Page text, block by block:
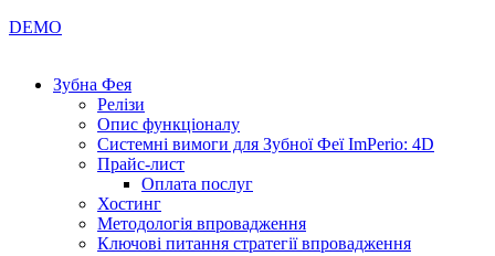
DEMO
Зубна Фея
Релізи
Опис функціоналу
Системні вимоги для Зубної Феї ImPerio: 4D
Прайс-лист
Оплата послуг
Хостинг
Методологія впровадження
Ключові питання стратегії впровадження